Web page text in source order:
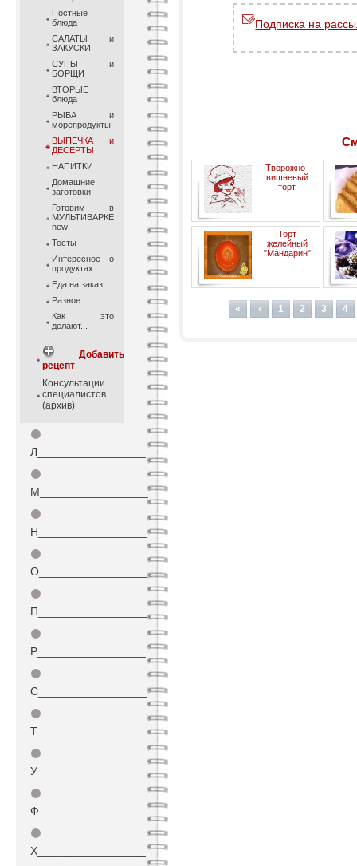
Постные
блюда
САЛАТЫ и
ЗАКУСКИ
СУПЫ и
БОРЩИ
ВТОРЫЕ
блюда
РЫБА и
морепродукты
ВЫПЕЧКА и
ДЕСЕРТЫ
НАПИТКИ
Домашние
заготовки
Готовим в
МУЛЬТИВАРКЕ
new
Тосты
Интересное о
продуктах
Еда на заказ
Разное
Как это
делают...
Добавить
рецепт
Консультации
специалистов
(архив)
⚫
Л_________________
⚫
М_________________
⚫
Н_________________
⚫
О_________________
⚫
П_________________
⚫
Р_________________
⚫
С_________________
⚫
Т_________________
⚫
У_________________
⚫
Ф_________________
⚫
Х_________________
Подписка на
Творожно-
вишневый
торт
Торт
желейный
"Мандарин"
« ‹ 1 2 3 4